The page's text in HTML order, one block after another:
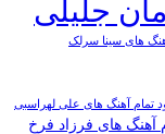
جلیلی
های سینا سرلک
تمام آهنگ های علی لهراسبی
آهنگ های فرزاد فرخ